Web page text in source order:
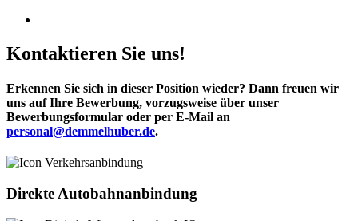
Kontaktieren Sie uns!
Erkennen Sie sich in dieser Position wieder? Dann freuen wir
uns auf Ihre Bewerbung, vorzugsweise über unser
Bewerbungsformular oder per E-Mail an
personal@demmelhuber.de.
Direkte Autobahnanbindung